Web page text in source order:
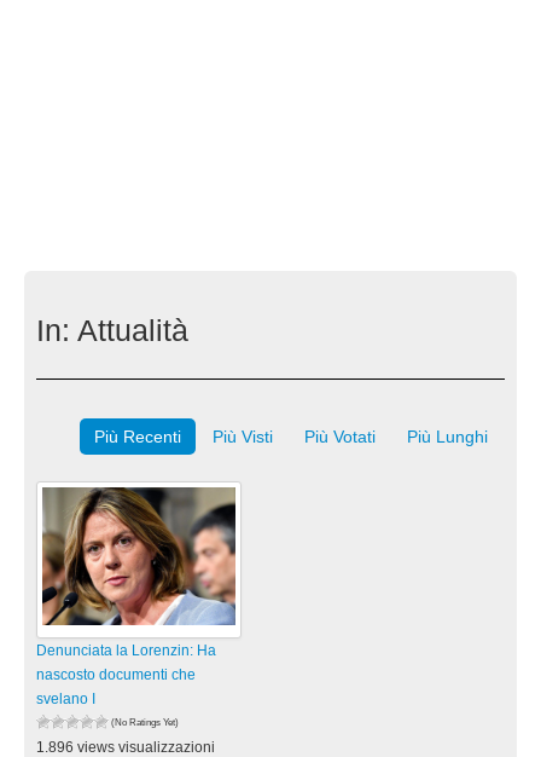
In: Attualità
Più Recenti Più Visti Più Votati Più Lunghi
Denunciata la Lorenzin: Ha
nascosto documenti che
svelano I
(No Ratings Yet)
1.896 views visualizzazioni